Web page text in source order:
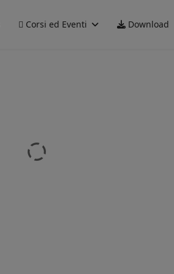
Corsi ed Eventi Download